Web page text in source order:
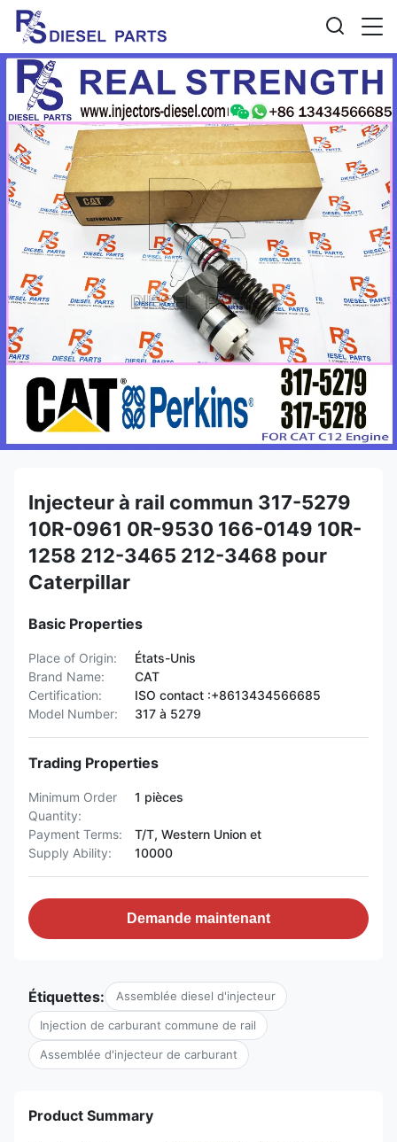
Injecteur à rail commun 317-5279
10R-0961 0R-9530 166-0149 10R-
1258 212-3465 212-3468 pour
Caterpillar
Basic Properties
Place of Origin:
États-Unis
Brand Name:
CAT
Certification:
ISO contact :+8613434566685
Model Number:
317 à 5279
Trading Properties
Minimum Order
Quantity:
1 pièces
Payment Terms:
T/T, Western Union et
Supply Ability:
10000
Demande maintenant
Étiquettes: Assemblée diesel d'injecteur
Injection de carburant commune de rail
Assemblée d'injecteur de carburant
Product Summary